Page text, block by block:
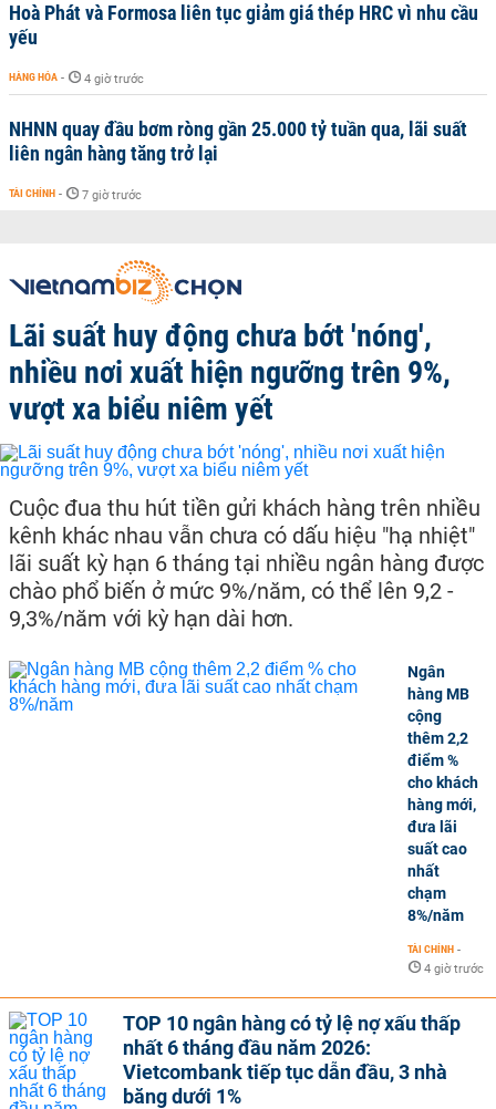
Hoà Phát và Formosa liên tục giảm giá thép HRC vì nhu cầu
yếu
HÀNG HÓA - 4 giờ trước
NHNN quay đầu bơm ròng gần 25.000 tỷ tuần qua, lãi suất
liên ngân hàng tăng trở lại
TÀI CHÍNH - 7 giờ trước
Lãi suất huy động chưa bớt 'nóng',
nhiều nơi xuất hiện ngưỡng trên 9%,
vượt xa biểu niêm yết
Cuộc đua thu hút tiền gửi khách hàng trên nhiều
kênh khác nhau vẫn chưa có dấu hiệu "hạ nhiệt"
lãi suất kỳ hạn 6 tháng tại nhiều ngân hàng được
chào phổ biến ở mức 9%/năm, có thể lên 9,2 -
9,3%/năm với kỳ hạn dài hơn.
Ngân
hàng MB
cộng
thêm 2,2
điểm %
cho khách
hàng mới,
đưa lãi
suất cao
nhất
chạm
8%/năm
TÀI CHÍNH -
4 giờ trước
TOP 10 ngân hàng có tỷ lệ nợ xấu thấp
nhất 6 tháng đầu năm 2026:
Vietcombank tiếp tục dẫn đầu, 3 nhà
băng dưới 1%